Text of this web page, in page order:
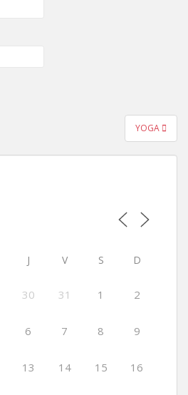
YOGA
J V S D
30 31 1 2
6 7 8 9
13 14 15 16